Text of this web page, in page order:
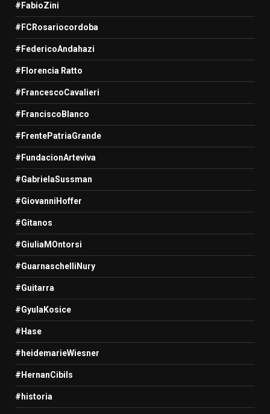
#FabioZini
#FCRosariocordoba
#FedericoAndahazi
#Florencia Ratto
#FrancescoCavalieri
#FranciscoBlanco
#FrentePatriaGrande
#FundacionArteviva
#GabrielaSussman
#GiovanniHoffer
#Gitanos
#GiuliaMOntorsi
#GuarnaschelliNury
#Guitarra
#GyulaKosice
#Hase
#heidemarieWiesner
#HernanCibils
#historia